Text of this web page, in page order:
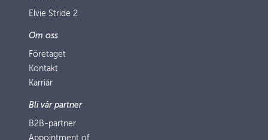
Elvie Stride 2
Om oss
Företaget
Kontakt
Karriär
Bli vår partner
B2B-partner
Appointment of